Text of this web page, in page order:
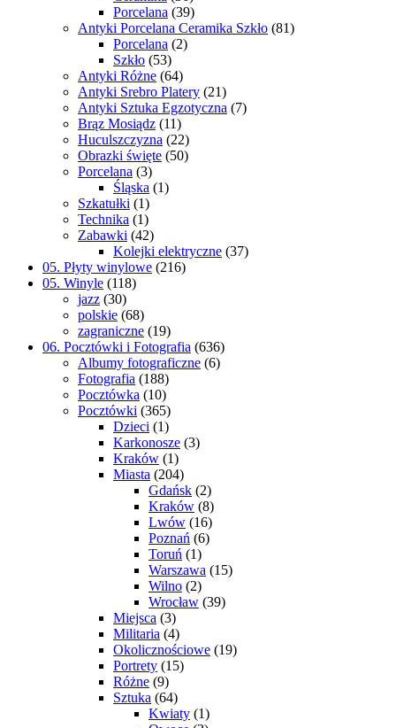
Porcelana (39)
Antyki Porcelana Ceramika Szkło (81)
Porcelana (2)
Szkło (53)
Antyki Różne (64)
Antyki Srebro Platery (21)
Antyki Sztuka Egzotyczna (7)
Brąz Mosiądz (11)
Huculszczyzna (22)
Obrazki święte (50)
Porcelana (3)
Śląska (1)
Szkatułki (1)
Technika (1)
Zabawki (42)
Kolejki elektryczne (37)
05. Płyty winylowe (216)
05. Winyle (118)
jazz (30)
polskie (68)
zagraniczne (19)
06. Pocztówki i Fotografia (636)
Albumy fotograficzne (6)
Fotografia (188)
Pocztówka (10)
Pocztówki (365)
Dzieci (1)
Karkonosze (3)
Kraków (1)
Miasta (204)
Gdańsk (2)
Kraków (8)
Lwów (16)
Poznań (6)
Toruń (1)
Warszawa (15)
Wilno (2)
Wrocław (39)
Miejsca (3)
Militaria (4)
Okolicznościowe (19)
Portrety (15)
Różne (9)
Sztuka (64)
Kwiaty (1)